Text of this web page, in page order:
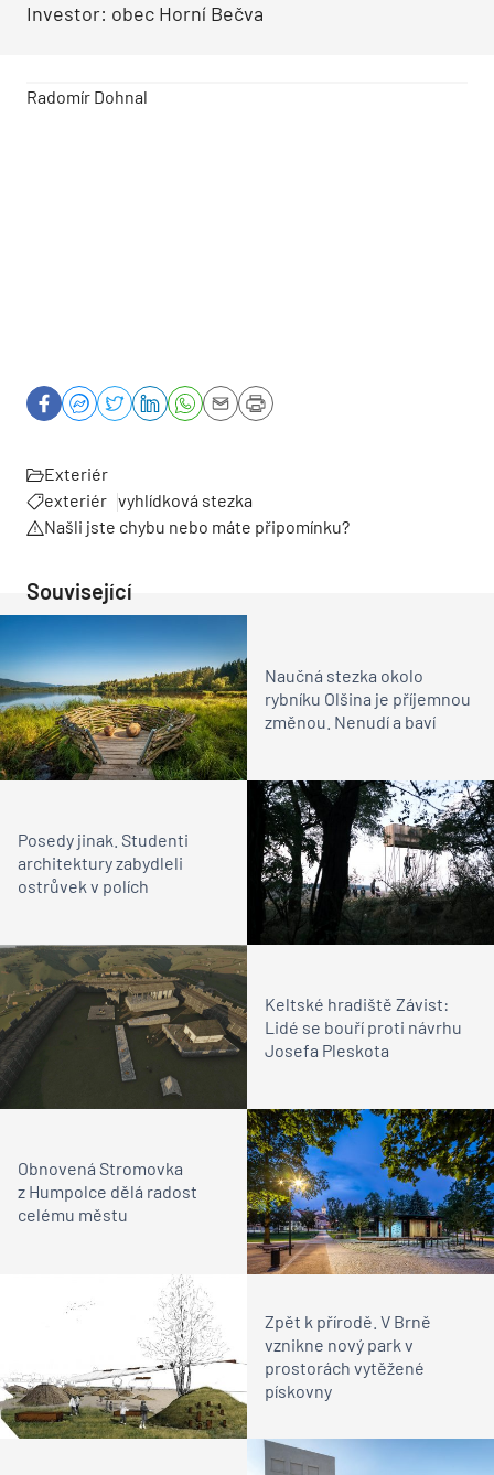
Investor: obec Horní Bečva
Radomír Dohnal
Exteriér
exteriér vyhlídková stezka
Našli jste chybu nebo máte připomínku?
Související
Naučná stezka okolo
rybníku Olšina je příjemnou
změnou. Nenudí a baví
Posedy jinak. Studenti
architektury zabydleli
ostrůvek v polích
Keltské hradiště Závist:
Lidé se bouří proti návrhu
Josefa Pleskota
Obnovená Stromovka
z Humpolce dělá radost
celému městu
Zpět k přírodě. V Brně
vznikne nový park v
prostorách vytěžené
pískovny